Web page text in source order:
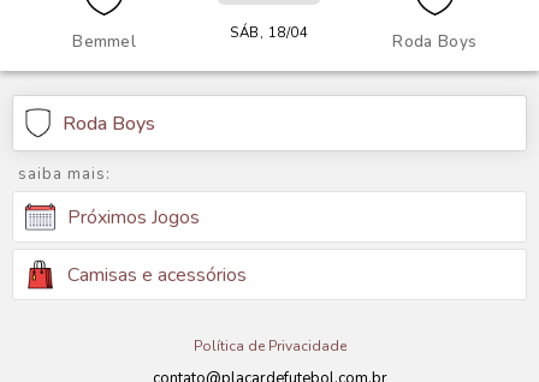
Bemmel Roda Boys
SÁB, 18/04
Roda Boys
saiba mais:
Próximos Jogos
Camisas e acessórios
Política de Privacidade